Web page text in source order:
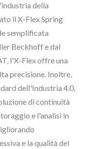
della
il X-Flex Spring
semplificata
Beckhoff e dal
l'X-Flex offre una
precisione. Inoltre,
dell'Industria 4.0,
di continuità
e l'analisi in
e la qualità del